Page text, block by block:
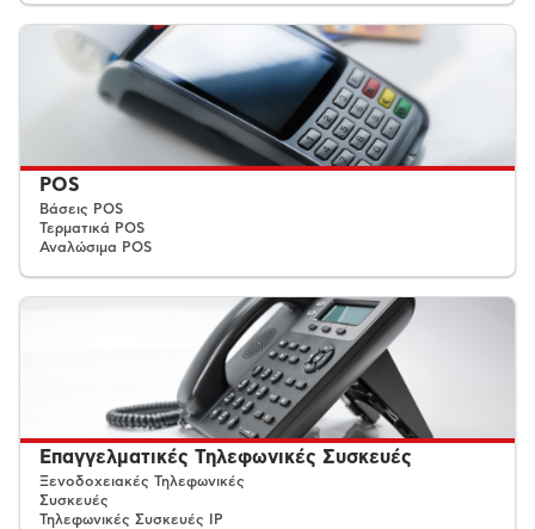
POS
Βάσεις POS
Τερματικά POS
Αναλώσιμα POS
Επαγγελματικές Τηλεφωνικές Συσκευές
Ξενοδοχειακές Τηλεφωνικές
Συσκευές
Τηλεφωνικές Συσκευές IP